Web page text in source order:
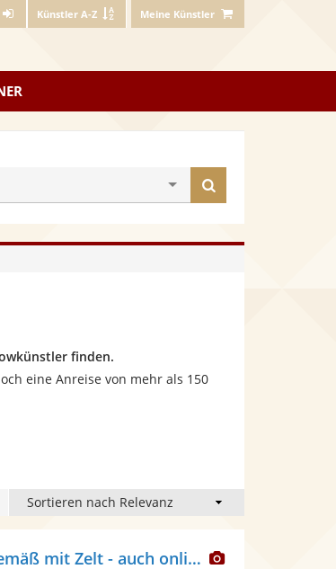
Künstler A-Z Meine Künstler
finden
finden.
eine Anreise von mehr als 150
Dieser
Wahrsagerin echt, zeitgemäß mit Zelt - auch online